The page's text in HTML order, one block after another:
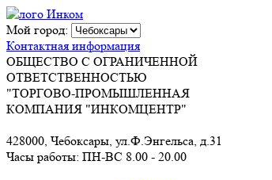
Мой город:
Контактная информация
ОБЩЕСТВО С ОГРАНИЧЕННОЙ
ОТВЕТСТВЕННОСТЬЮ
"ТОРГОВО-ПРОМЫШЛЕННАЯ
КОМПАНИЯ "ИНКОМЦЕНТР"
428000, Чебоксары, ул.Ф.Энгельса, д.31
Часы работы: ПН-ВС 8.00 - 20.00